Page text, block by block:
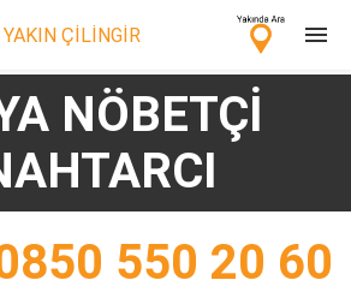
ÇİLİNGİR
NÖBETÇİ
550 20 60